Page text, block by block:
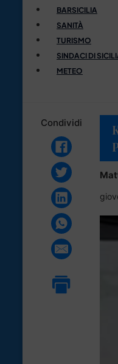
BARSICILIA
SANITÀ
TURISMO
SINDACI DI
METEO
Condividi